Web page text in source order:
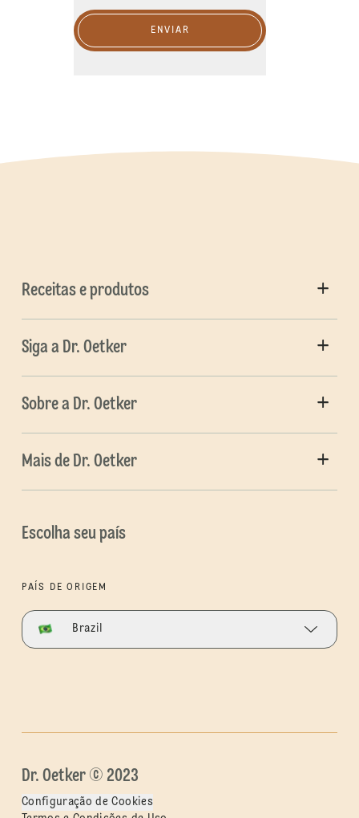
ENVIAR
Receitas e produtos
Siga a Dr. Oetker
Sobre a Dr. Oetker
Mais de Dr. Oetker
Escolha seu país
PAÍS DE ORIGEM
Brazil
Dr. Oetker © 2023
Configuração de Cookies